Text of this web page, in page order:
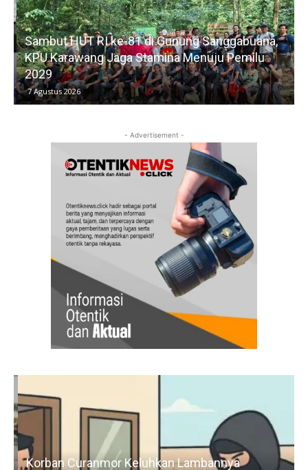
Sambut HUT RI ke-81 di Gunung Sanggabuana,
KPU Karawang Jaga Stamina Menuju Pemilu
2029
7 Agustus 2026
- Advertisement -
Korban Curanmor Keluhkan Lambannya